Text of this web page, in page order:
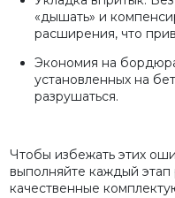
«дышать» и
расширения, что
Экономия на
установленных на
разрушаться.
Чтобы избежать этих
выполняйте каждый этап
качественные